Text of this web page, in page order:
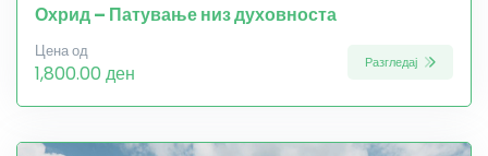
Охрид – Патување низ духовноста
Цена од
1,800.00 ден Разгледај